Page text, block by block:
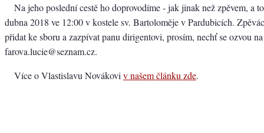
Na jeho poslední cestě ho doprovodíme - jak jinak než zpěvem, a
dubna 2018 ve 12:00 v kostele sv. Bartoloměje v Pardubicích.
přidat ke sboru a zazpívat panu dirigentovi, prosím, nechť se ozvou
farova.lucie@seznam.cz.
Více o Vlastislavu Novákovi v našem článku zde.